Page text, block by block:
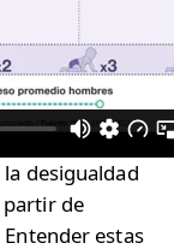
desigualdad
partir de
estas